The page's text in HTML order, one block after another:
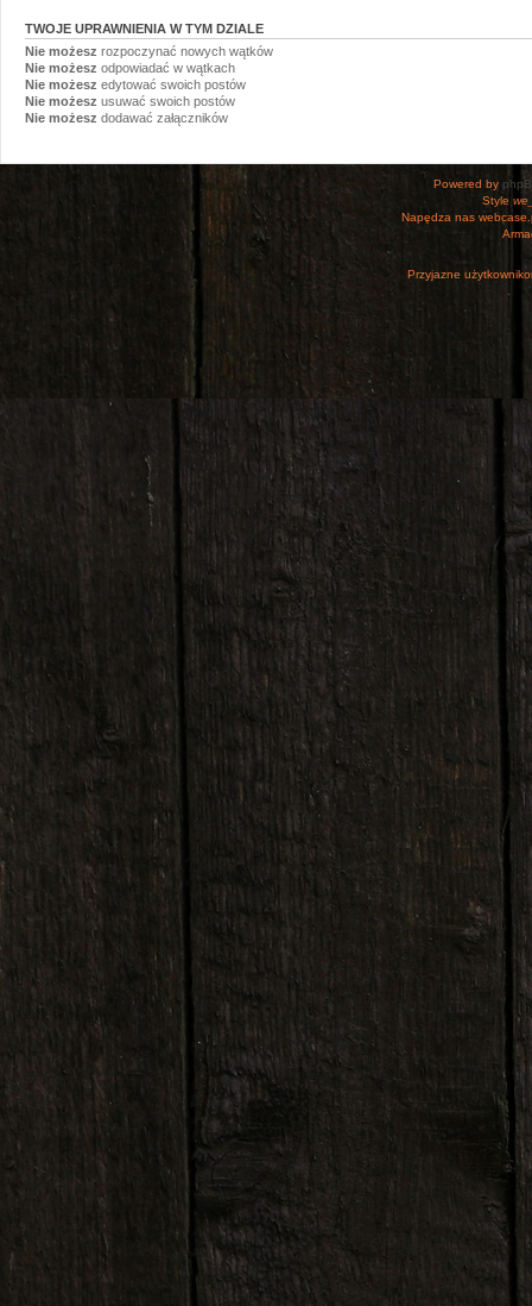
TWOJE UPRAWNIENIA W TYM DZIALE
Nie możesz rozpoczynać nowych wątków
Nie możesz odpowiadać w wątkach
Nie możesz edytować swoich postów
Nie możesz usuwać swoich postów
Nie możesz dodawać załączników
Powered by
Style
Napędza nas
Przyjazne